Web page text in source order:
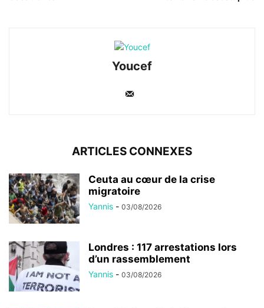
Youcef
ARTICLES CONNEXES
Ceuta au cœur de la crise
migratoire
Yannis - 03/08/2026
Londres : 117 arrestations lors
d’un rassemblement
Yannis - 03/08/2026